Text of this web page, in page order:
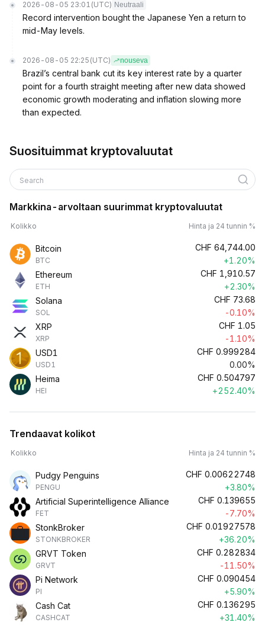
2026-08-05 23:01 (UTC) Neutraali
Record intervention bought the Japanese Yen a return to
mid-May levels.
2026-08-05 22:25 (UTC) nouseva
Brazil’s central bank cut its key interest rate by a quarter
point for a fourth straight meeting after new data showed
economic growth moderating and inflation slowing more
than expected.
Suosituimmat kryptovaluutat
Search
Markkina-arvoltaan suurimmat kryptovaluutat
Kolikko Hinta ja 24 tunnin %
Bitcoin
BTC
CHF 64,744.00
+1.20%
Ethereum
ETH
CHF 1,910.57
+2.30%
Solana
SOL
CHF 73.68
-0.10%
XRP
XRP
CHF 1.05
-1.10%
USD1
USD1
CHF 0.999284
0.00%
Heima
HEI
CHF 0.504797
+252.40%
Trendaavat kolikot
Kolikko Hinta ja 24 tunnin %
Pudgy Penguins
PENGU
CHF 0.00622748
+3.80%
Artificial Superintelligence Alliance
FET
CHF 0.139655
-7.70%
StonkBroker
STONKBROKER
CHF 0.01927578
+36.20%
GRVT Token
GRVT
CHF 0.282834
-11.50%
Pi Network
PI
CHF 0.090454
+5.90%
Cash Cat
CASHCAT
CHF 0.136295
+31.40%